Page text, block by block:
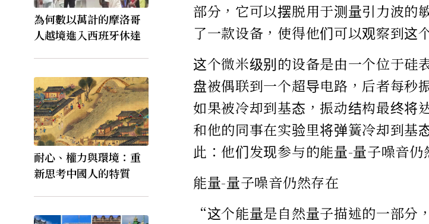
為何數以萬計的摩洛哥
人越境進入西班牙休達
耐心、權力與環境：重
新思考中國人的特質
部分，它可以摆脱用于测量引力波的
了一款设备，使得他们可以观察到这
这个微米级别的设备是由一个位于硅
盘被偶联到一个超导电路，后者每秒
如果被冷却到基态，振动结构最终将
和他的同事在实验里将弹簧冷却到基
此：他们发现参与的能量-量子噪音仍
能量-量子噪音仍然存在
“这个能量是自然量子描述的一部分